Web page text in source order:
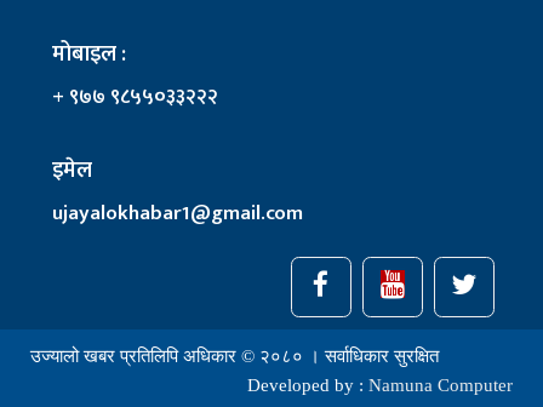
मोबाइल :
+ ९७७ ९८५५०३३२२२
इमेल
ujayalokhabar1@gmail.com
उज्यालो खबर प्रतिलिपि अधिकार © २०८० । सर्वाधिकार सुरक्षित
Developed by : Namuna Computer